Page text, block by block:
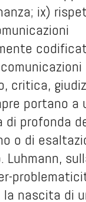
ix)
critica,
portano a
di profonda
o di
Luhmann,
nascita di